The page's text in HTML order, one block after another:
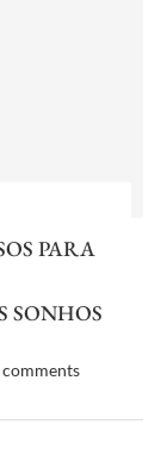
PARA
SONHOS